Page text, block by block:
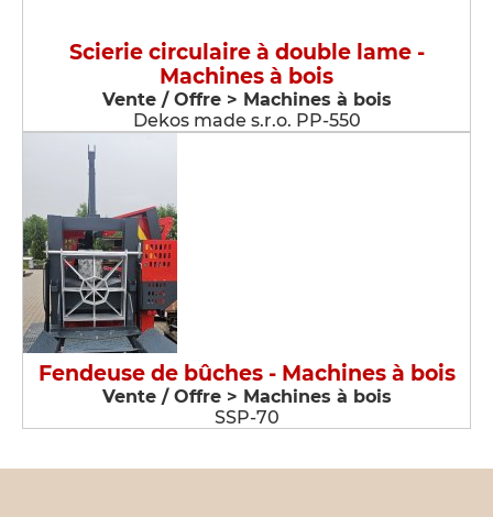
Scierie circulaire à double lame -
Machines à bois
Vente / Offre > Machines à bois
Dekos made s.r.o. PP-550
Fendeuse de bûches - Machines à bois
Vente / Offre > Machines à bois
SSP-70